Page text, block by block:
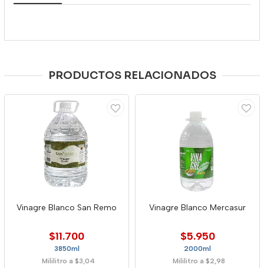
PRODUCTOS RELACIONADOS
Vinagre Blanco San Remo
$11.700
3850ml
Mililitro a $3,04
Vinagre Blanco Mercasur
$5.950
2000ml
Mililitro a $2,98